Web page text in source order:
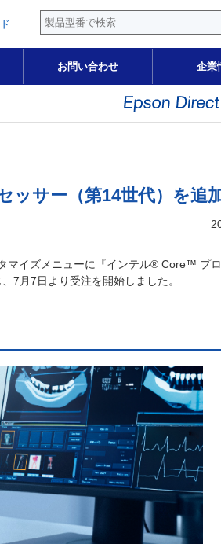
お問い合わせ 企業
ッサー（第14世代）を追
マイズメニューに『インテル® Core™ プ
7月7日より受注を開始しました。